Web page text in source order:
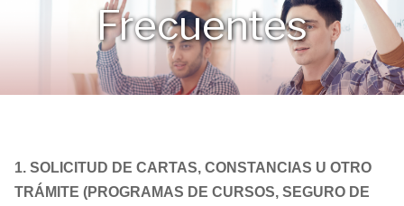
Frecuentes
1. SOLICITUD DE CARTAS, CONSTANCIAS U OTRO
TRÁMITE (PROGRAMAS DE CURSOS, SEGURO DE